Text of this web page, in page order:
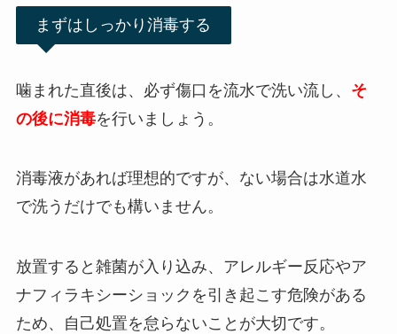
まずはしっかり消毒する
噛まれた直後は、必ず傷口を流水で洗い流し、 そ
の後に消毒を行いましょう。
消毒液があれば理想的ですが、ない場合は水道水
で洗うだけでも構いません。
放置すると雑菌が入り込み、アレルギー反応やア
ナフィラキシーショックを引き起こす危険がある
ため、自己処置を怠らないことが大切です。